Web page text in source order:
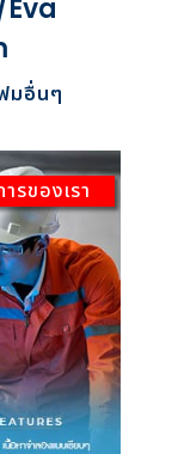
มอื่นๆ
รของเรา